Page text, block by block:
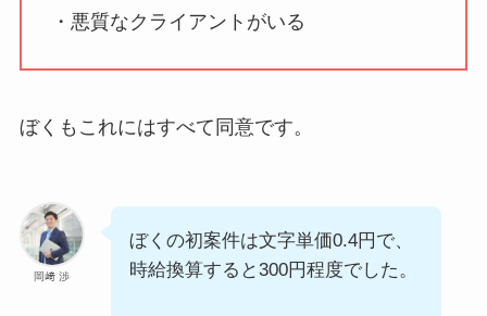
・悪質なクライアントがいる
ぼくもこれにはすべて同意です。
岡﨑 渉
ぼくの初案件は文字単価0.4円で、
時給換算すると300円程度でした。